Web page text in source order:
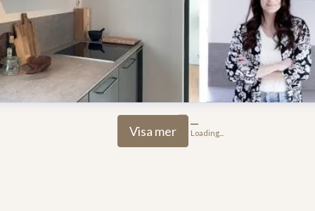
Visa mer Loading...